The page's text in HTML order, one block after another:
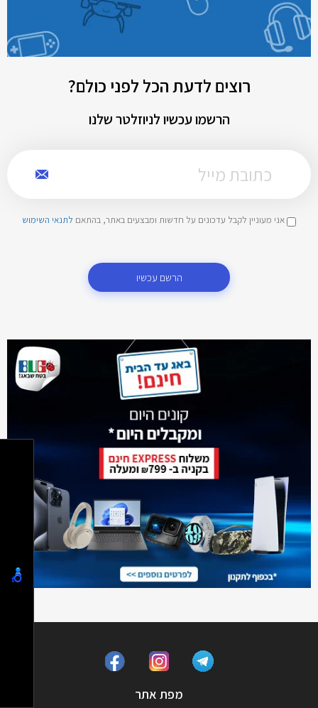
רוצים לדעת הכל לפני כולם?
הרשמו עכשיו לניוזלטר שלנו
אני מעוניין לקבל עדכונים על חדשות ומבצעים באתר, בהתאם לתנאי השימוש
הרשם עכשיו
מפת אתר